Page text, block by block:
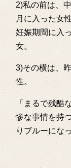
2)私の前は、
月に入った女
妊娠期間に入
女。
3)その横は、
性。
「まるで残酷
惨な事情を持
りブルーにな